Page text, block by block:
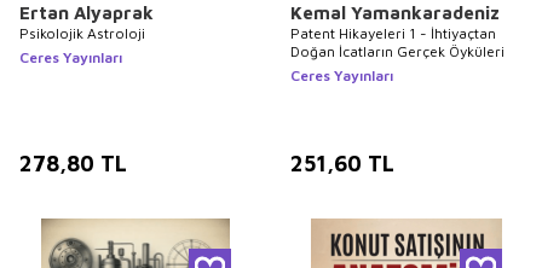
Ertan Alyaprak
Psikolojik Astroloji
Ceres Yayınları
278,80 TL
Kemal Yamankaradeniz
Patent Hikayeleri 1 - İhtiyaçtan
Doğan İcatların Gerçek Öyküleri
Ceres Yayınları
251,60 TL